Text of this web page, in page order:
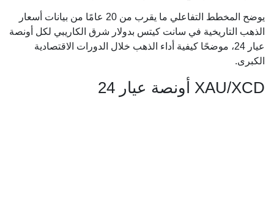
يوضح المخطط التفاعلي ما يقرب من 20 عامًا من بيانات أسعار
الذهب التاريخية في سانت كيتس بدولار شرق الكاريبي لكل أونصة
عيار 24، موضحًا كيفية أداء الذهب خلال الدورات الاقتصادية
الكبرى.
XAU/XCD أونصة عيار 24